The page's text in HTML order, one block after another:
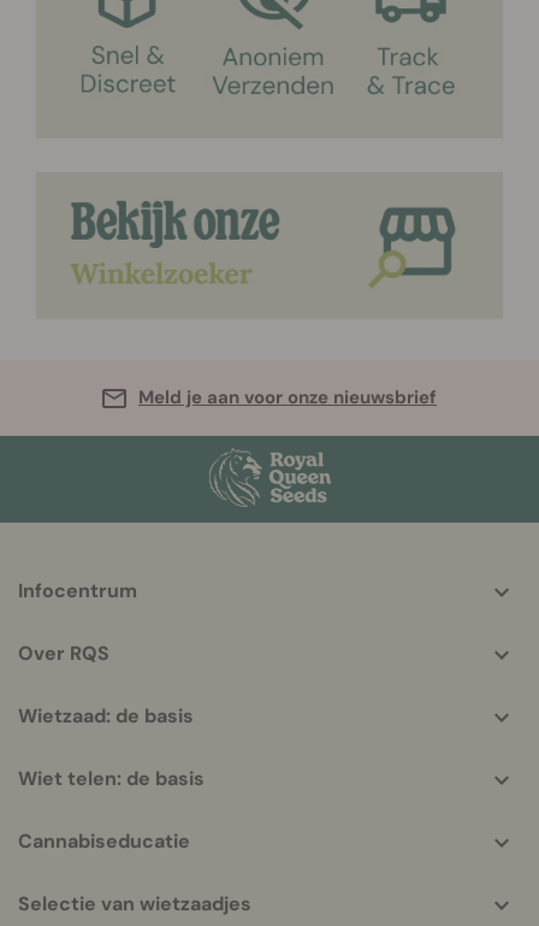
Meld je aan voor onze nieuwsbrief
helpful
Infocentrum
Over RQS
Wietzaad: de basis
Wiet telen: de basis
Cannabiseducatie
Selectie van wietzaadjes